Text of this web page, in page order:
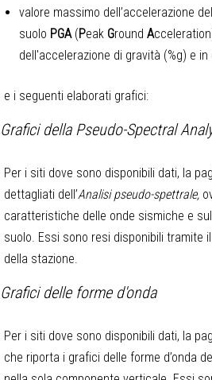
valore massimo dell’accelerazione del
suolo PGA(Peak Ground A
dell'accelerazione di gravità (%g) e
e i seguenti elaborati grafici:
Grafici della Pseudo-Spectral
Per i siti dove sono disponibili dati, la
dettagliati dell’Analisi pseudo-spettrale,
caratteristiche delle onde sismiche e
suolo. Essi sono resi disponibili tramite
della stazione.
Grafici delle forme d'onda
Per i siti dove sono disponibili dati, la
che riporta i grafici delle forme d’onda